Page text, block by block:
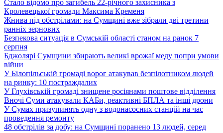
Стало відомо про загибель 22-річного захисника з
Кролевецької громади Максима Кременя
Жнива під обстрілами: на Сумщині вже зібрали дві третини
ранніх зернових
Безпекова ситуація в Сумській області станом на ранок 7
серпня
Бджолярі Сумщини збирають великі врожаї меду попри умови
війни
У Білопільській громаді ворог атакував безпілотником людей
на ринку: 10 постраждалих
У Глухівській громаді знищене росіянами поштове відділення
Вночі Суми атакували КАБи, реактивні БПЛА та інші дрони
У Сумах призупинять одну з водонасосних станцій на час
проведення ремонту
48 обстрілів за добу: на Сумщині поранено 13 людей, серед